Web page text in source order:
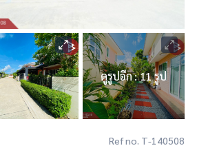
ดูรูปอีก : 11 รูป
Ref no. T-140508